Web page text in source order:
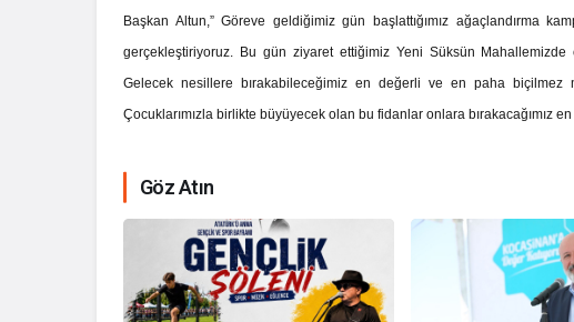
Başkan Altun,” Göreve geldiğimiz gün başlattığımız ağaçlandırma
gerçekleştiriyoruz. Bu gün ziyaret ettiğimiz Yeni Süksün Mahallemizde
Gelecek nesillere bırakabileceğimiz en değerli ve en paha biçilmez
Çocuklarımızla birlikte büyüyecek olan bu fidanlar onlara bırakacağımız en
Göz Atın